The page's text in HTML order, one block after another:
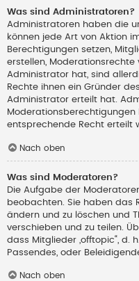
Was sind Administratoren?
Administratoren haben die
können jede Art von Aktion
Berechtigungen setzen,
erstellen, Moderationsrechte
Administrator hat, sind
Rechte ihnen ein Gründer
Administrator erteilt hat.
Moderationsberechtigungen
entsprechende Recht erteilt
Nach oben
Was sind Moderatoren?
Die Aufgabe der
beobachten. Sie haben das
ändern und zu löschen und
verschieben und zu teilen.
dass Mitglieder „offtopic“, d.
Passendes, oder
Nach oben